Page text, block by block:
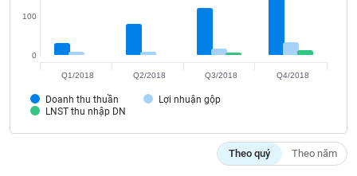
Doanh thu thuần
Lợi nhuận gộp
LNST thu nhập DN
0
100
Q1/2018 Q2/2018 Q3/2018 Q4/2018
Theo quý Theo năm
Tất cả
Tin
Bài